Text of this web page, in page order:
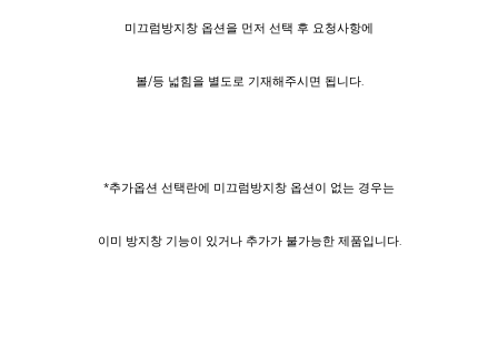
미끄럼방지창 옵션을 먼저 선택 후 요청사항에
볼/등 넓힘을 별도로 기재해주시면 됩니다.
*추가옵션 선택란에 미끄럼방지창 옵션이 없는 경우는
이미 방지창 기능이 있거나 추가가 불가능한 제품입니다.